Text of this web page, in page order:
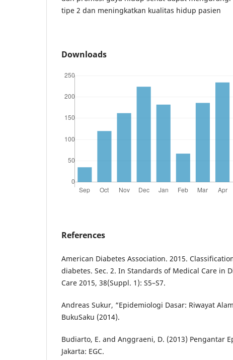
tipe 2 dan meningkatkan kualitas hidup pasien
Downloads
References
American Diabetes Association. 2015.
diabetes. Sec. 2. In Standards of Medical Care in
Care 2015, 38(Suppl. 1): S5–S7.
Andreas Sukur, “Epidemiologi Dasar: Riwayat
BukuSaku (2014).
Budiarto, E. and Anggraeni, D. (2013) Pengantar
Jakarta: EGC.